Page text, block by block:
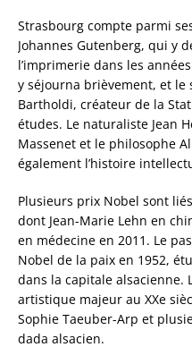
Strasbourg compte parmi
Johannes Gutenberg, qui y
l’imprimerie dans les
y séjourna brièvement, et le
Bartholdi, créateur de la
études. Le naturaliste Jean
Massenet et le philosophe
également l’histoire
Plusieurs prix Nobel sont
dont Jean-Marie Lehn en
en médecine en 2011. Le
Nobel de la paix en 1952,
dans la capitale alsacienne.
artistique majeur au XXe
Sophie Taeuber-Arp et
dada alsacien.